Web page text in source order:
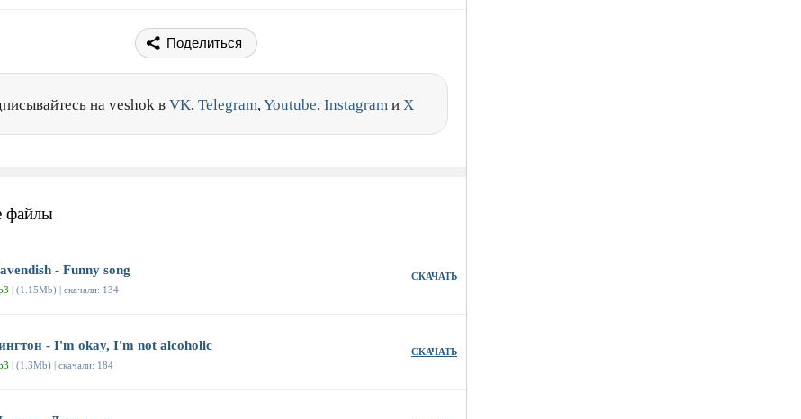
Поделиться
на veshok в VK, Telegram,Youtube, Instagram и X
файлы
- Funny song
| (1.15Mb) | скачали: 134
СКАЧАТЬ
- I'm okay, I'm not alcoholic
| (1.3Mb) | скачали: 184
СКАЧАТЬ